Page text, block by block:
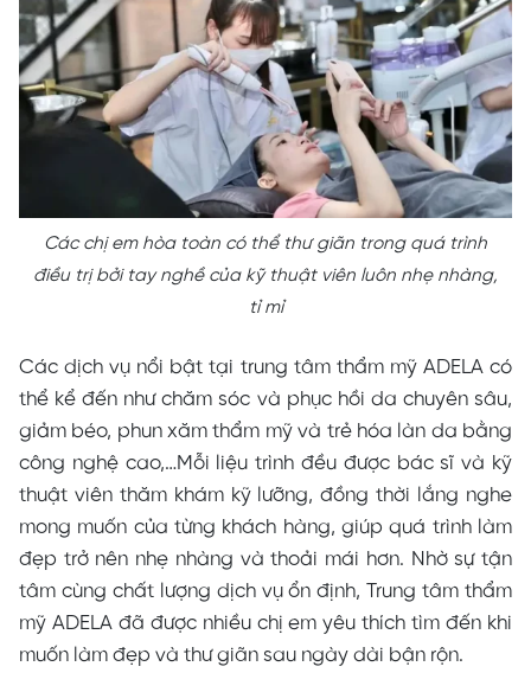
Các chị em hòa toàn có thể thư giãn trong quá trình
điều trị bởi tay nghề của kỹ thuật viên luôn nhẹ nhàng,
tỉ mỉ
Các dịch vụ nổi bật tại trung tâm thẩm mỹ ADELA có
thể kể đến như chăm sóc và phục hồi da chuyên sâu,
giảm béo, phun xăm thẩm mỹ và trẻ hóa làn da bằng
công nghệ cao,…Mỗi liệu trình đều được bác sĩ và kỹ
thuật viên thăm khám kỹ lưỡng, đồng thời lắng nghe
mong muốn của từng khách hàng, giúp quá trình làm
đẹp trở nên nhẹ nhàng và thoải mái hơn. Nhờ sự tận
tâm cùng chất lượng dịch vụ ổn định, Trung tâm thẩm
mỹ ADELA đã được nhiều chị em yêu thích tìm đến khi
muốn làm đẹp và thư giãn sau ngày dài bận rộn.